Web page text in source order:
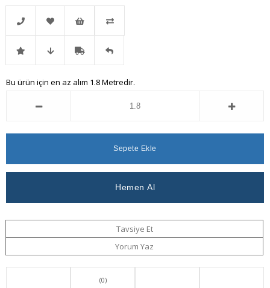
Telefonla
Sipariş
Favorilere
Ekle
İstek
Listeme
Karşılaştır
İndirimli Fiyat
Ver
Kargo Gelince
Bu ürün için en az alım 1.8 Metredir.
Tavsiye Et
Yorum Yaz
(0)